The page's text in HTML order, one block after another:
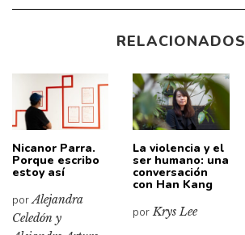
RELACIONADOS
Nicanor Parra.
Porque escribo
estoy así
porAlejandra
Celedón y
La violencia y el
ser humano: una
conversación
con Han Kang
porKrys Lee